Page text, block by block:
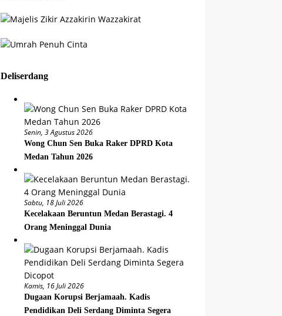
Deliserdang
Senin, 3 Agustus 2026
Wong Chun Sen Buka Raker DPRD Kota
Medan Tahun 2026
Sabtu, 18 Juli 2026
Kecelakaan Beruntun Medan Berastagi. 4
Orang Meninggal Dunia
Kamis, 16 Juli 2026
Dugaan Korupsi Berjamaah. Kadis
Pendidikan Deli Serdang Diminta Segera